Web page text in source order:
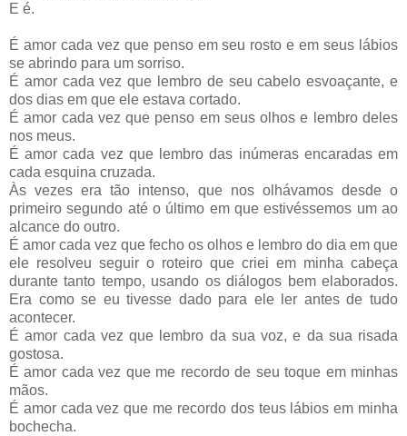
E é.
É amor cada vez que penso em seu rosto e em seus lábios
se abrindo para um sorriso.
É amor cada vez que lembro de seu cabelo esvoaçante, e
dos dias em que ele estava cortado.
É amor cada vez que penso em seus olhos e lembro deles
nos meus.
É amor cada vez que lembro das inúmeras encaradas em
cada esquina cruzada.
Às vezes era tão intenso, que nos olhávamos desde o
primeiro segundo até o último em que estivéssemos um ao
alcance do outro.
É amor cada vez que fecho os olhos e lembro do dia em que
ele resolveu seguir o roteiro que criei em minha cabeça
durante tanto tempo, usando os diálogos bem elaborados.
Era como se eu tivesse dado para ele ler antes de tudo
acontecer.
É amor cada vez que lembro da sua voz, e da sua risada
gostosa.
É amor cada vez que me recordo de seu toque em minhas
mãos.
É amor cada vez que me recordo dos teus lábios em minha
bochecha.